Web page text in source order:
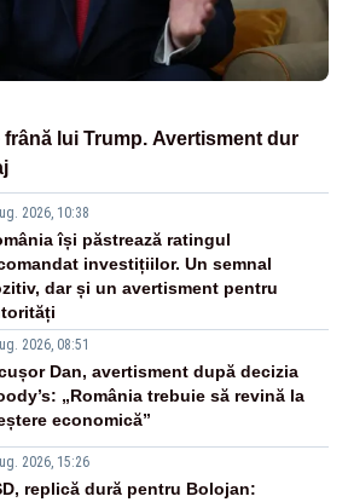
lui Trump. Avertisment dur
2026, 10:38
își păstrează ratingul
investițiilor. Un semnal
dar și un avertisment pentru
2026, 08:51
Dan, avertisment după decizia
„România trebuie să revină la
economică”
2026, 15:26
replică dură pentru Bolojan: